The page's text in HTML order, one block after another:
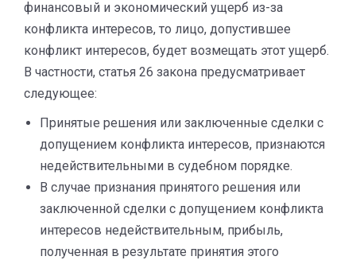
финансовый и экономический ущерб из-за
конфликта интересов, то лицо, допустившее
конфликт интересов, будет возмещать этот ущерб.
В частности, статья 26 закона предусматривает
следующее:
Принятые решения или заключенные сделки с
допущением конфликта интересов, признаются
недействительными в судебном порядке.
В случае признания принятого решения или
заключенной сделки с допущением конфликта
интересов недействительным, прибыль,
полученная в результате принятия этого